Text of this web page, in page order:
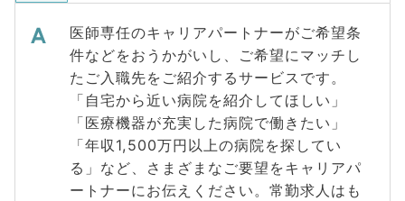
医師専任のキャリアパートナーがご希望条
件などをおうかがいし、ご希望にマッチし
たご入職先をご紹介するサービスです。
「自宅から近い病院を紹介してほしい」
「医療機器が充実した病院で働きたい」
「年収1,500万円以上の病院を探してい
る」など、さまざまなご要望をキャリアパ
ートナーにお伝えください。常勤求人はも